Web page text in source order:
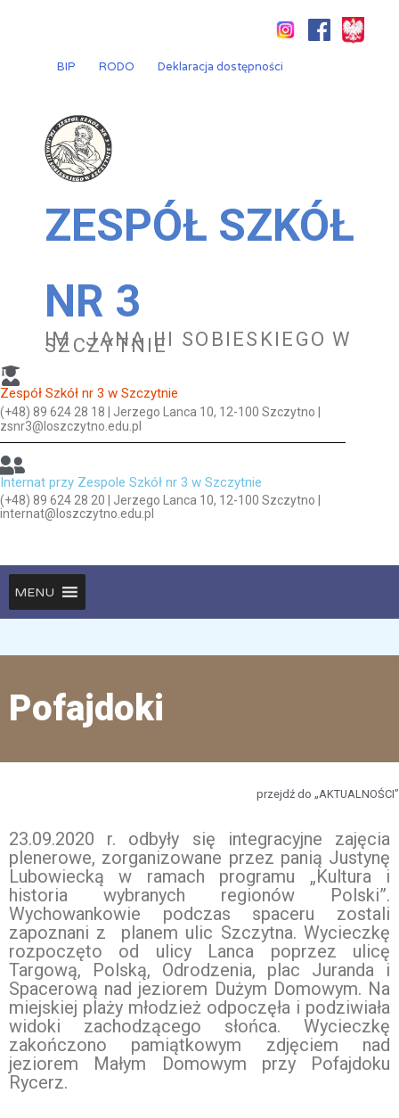
BIP
RODO Deklaracja dostępności
ZESPÓŁ SZKÓŁ
NR 3
IM. JANA III SOBIESKIEGO W
SZCZYTNIE
Zespół Szkół nr 3 w Szczytnie
(+48) 89 624 28 18 | Jerzego Lanca 10, 12-100 Szczytno |
zsnr3@loszczytno.edu.pl
Internat przy Zespole Szkół nr 3 w Szczytnie
(+48) 89 624 28 20 | Jerzego Lanca 10, 12-100 Szczytno |
internat@loszczytno.edu.pl
MENU
Pofajdoki
przejdź do „AKTUALNOŚCI”
23.09.2020 r. odbyły się integracyjne zajęcia
plenerowe, zorganizowane przez panią Justynę
Lubowiecką w ramach programu „Kultura i
historia wybranych regionów Polski”.
Wychowankowie podczas spaceru zostali
zapoznani z planem ulic Szczytna. Wycieczkę
rozpoczęto od ulicy Lanca poprzez ulicę
Targową, Polską, Odrodzenia, plac Juranda i
Spacerową nad jeziorem Dużym Domowym. Na
miejskiej plaży młodzież odpoczęła i podziwiała
widoki zachodzącego słońca. Wycieczkę
zakończono pamiątkowym zdjęciem nad
jeziorem Małym Domowym przy Pofajdoku
Rycerz.